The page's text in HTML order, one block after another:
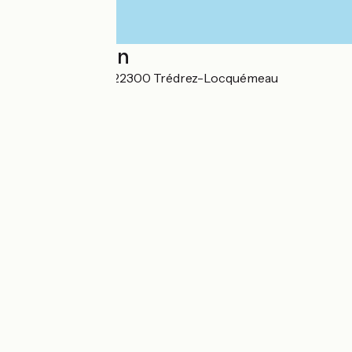
Localisation
22 Voie Romaine 22300 Trédrez-Locquémeau